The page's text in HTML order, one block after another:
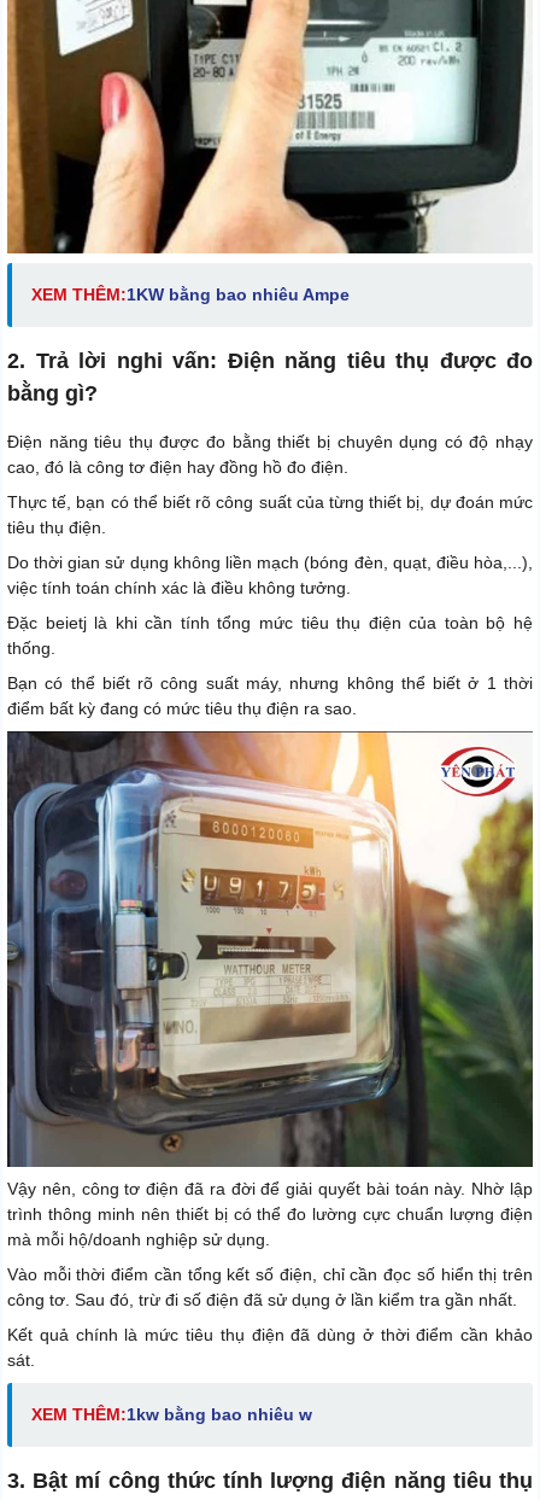
XEM THÊM:1KW bằng bao nhiêu Ampe
2. Trả lời nghi vấn: Điện năng tiêu thụ được đo
bằng gì?
Điện năng tiêu thụ được đo bằng thiết bị chuyên dụng có độ nhạy
cao, đó là công tơ điện hay đồng hồ đo điện.
Thực tế, bạn có thể biết rõ công suất của từng thiết bị, dự đoán mức
tiêu thụ điện.
Do thời gian sử dụng không liền mạch (bóng đèn, quạt, điều hòa,...),
việc tính toán chính xác là điều không tưởng.
Đặc beietj là khi cần tính tổng mức tiêu thụ điện của toàn bộ hệ
thống.
Bạn có thể biết rõ công suất máy, nhưng không thể biết ở 1 thời
điểm bất kỳ đang có mức tiêu thụ điện ra sao.
Vậy nên, công tơ điện đã ra đời để giải quyết bài toán này. Nhờ lập
trình thông minh nên thiết bị có thể đo lường cực chuẩn lượng điện
mà mỗi hộ/doanh nghiệp sử dụng.
Vào mỗi thời điểm cần tổng kết số điện, chỉ cần đọc số hiển thị trên
công tơ. Sau đó, trừ đi số điện đã sử dụng ở lần kiểm tra gần nhất.
Kết quả chính là mức tiêu thụ điện đã dùng ở thời điểm cần khảo
sát.
XEM THÊM:1kw bằng bao nhiêu w
3. Bật mí công thức tính lượng điện năng tiêu thụ